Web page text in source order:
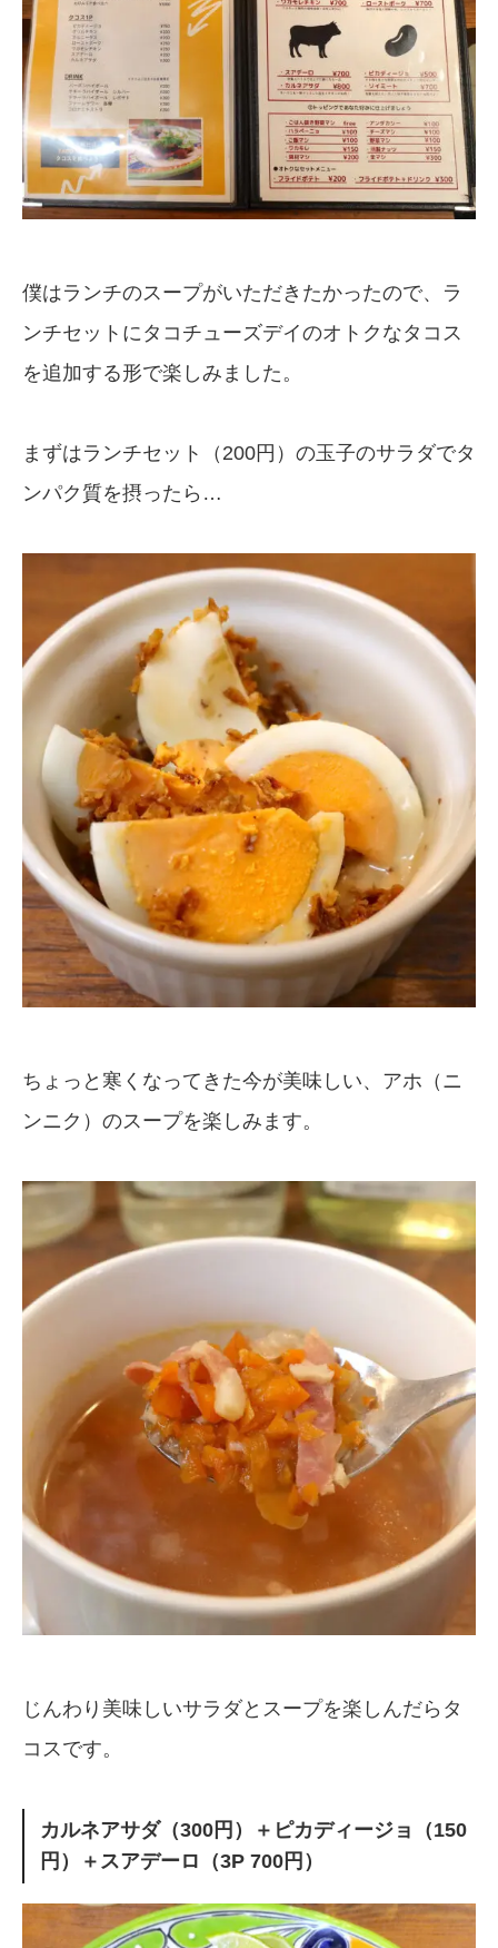
僕はランチのスープがいただきたかったので、ラ
ンチセットにタコチューズデイのオトクなタコス
を追加する形で楽しみました。
まずはランチセット（200円）の玉子のサラダでタ
ンパク質を摂ったら…
ちょっと寒くなってきた今が美味しい、アホ（ニ
ンニク）のスープを楽しみます。
じんわり美味しいサラダとスープを楽しんだらタ
コスです。
カルネアサダ（300円）＋ピカディージョ（150
円）＋スアデーロ（3P 700円）